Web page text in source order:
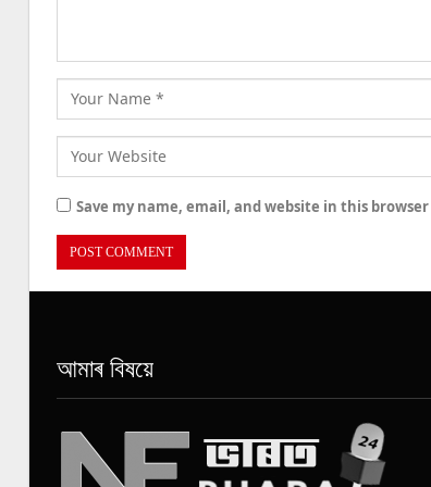
Save my name, email, and website in this
আমাৰ বিষয়ে